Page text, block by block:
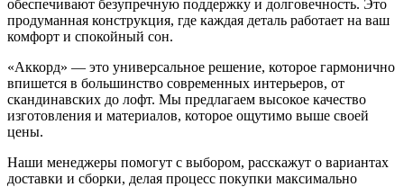
обеспечивают безупречную поддержку и долговечность. Это
продуманная конструкция, где каждая деталь работает на ваш
комфорт и спокойный сон.
«Аккорд» — это универсальное решение, которое гармонично
впишется в большинство современных интерьеров, от
скандинавских до лофт. Мы предлагаем высокое качество
изготовления и материалов, которое ощутимо выше своей
цены.
Наши менеджеры помогут с выбором, расскажут о вариантах
доставки и сборки, делая процесс покупки максимально